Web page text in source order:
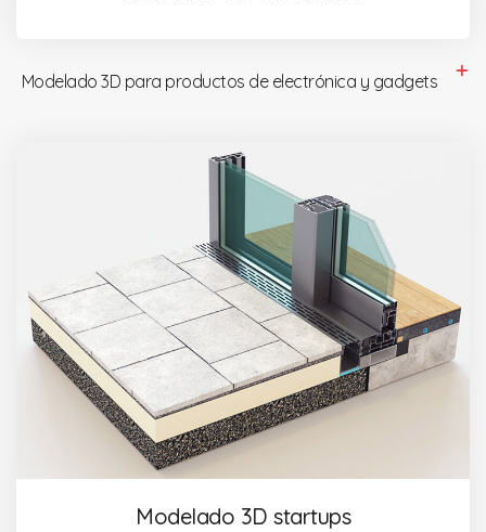
Modelado 3D para productos de electrónica y gadgets
Modelado 3D startups